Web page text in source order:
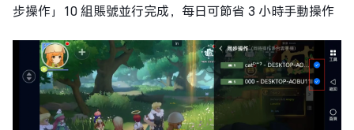
步操作」10 組賬號並行完成，每日可節省 3 小時手動操作